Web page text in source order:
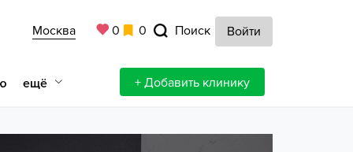
Москва 0 0 Поиск Войти
ещё + Добавить клинику